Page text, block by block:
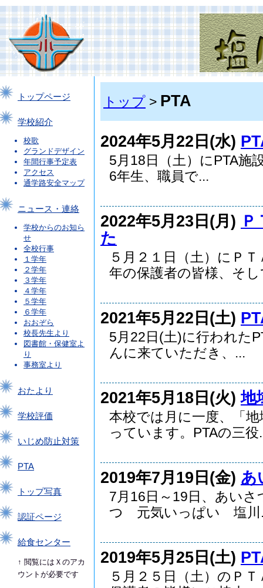
トップページ
学校紹介
校歌
グランドデザイン
年間行事予定表
アクセス
通学路安全マップ
ニュース・連絡
学校からのお知ら
せ
全校行事
１学年
２学年
３学年
４学年
５学年
６学年
おおぞら
校長先生より
図書館・保健室よ
り
事務室より
おたより
学校評価
いじめ防止対策
PTA
トップ写真
認証ページ
給食センター
↑ 閲覧にはＸのアカ
ウントが必要です
トップ > PTA
2024年5月22日(水)
5月18日（土）にPTA施
6年生、職員で...
2022年5月23日(月)
た
５月２１日（土）にＰ
年の保護者の皆様、そし
2021年5月22日(土)
5月22日(土)に行われた
んに来ていただき、...
2021年5月18日(火)地
本校では月に一度、「
っています。PTAの三役
2019年7月19日(金) あ
7月16日～19日、あい
つ 元気いっぱい 塩川
2019年5月25日(土)
５月２５日（土）のＰ